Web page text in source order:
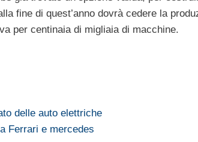
fine di quest’anno dovrà cedere la
per centinaia di migliaia di macchine.
delle auto elettriche
Ferrari e mercedes